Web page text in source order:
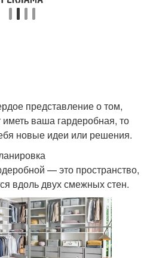
представление о том,
иметь ваша гардеробная, то
новые идеи или решения.
— это пространство,
вдоль двух смежных стен.